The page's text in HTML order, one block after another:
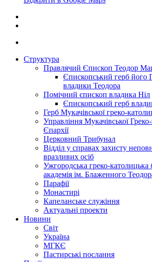
Структура
Правлячий Єпископ Теодор
Єпископський герб його
владики Теодора
Помічний єпископ владика Ніл
Єпископський герб
Герб Мукачівської греко-
Управління Мукачівської
Єпархії
Церковний Трибунал
Відділ у справах захисту
вразливих осіб
Ужгородська греко-католицька
академія ім. Блаженного
Парафії
Монастирі
Капеланське служіння
Актуальні проекти
Новини
Світ
Україна
МГКЄ
Пастирські послання